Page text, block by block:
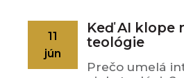
Keď AI klope
teológie
11
jún
Prečo umelá